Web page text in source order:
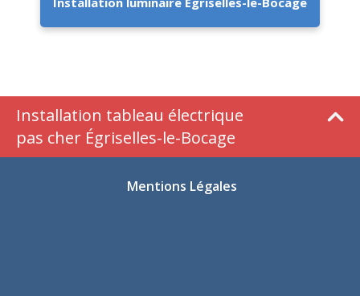
Installation tableau électrique
pas cher Égriselles-le-Bocage
Mentions Légales